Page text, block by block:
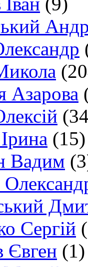
Азарова
(15)
Вадим
Сергій
Євген (1)